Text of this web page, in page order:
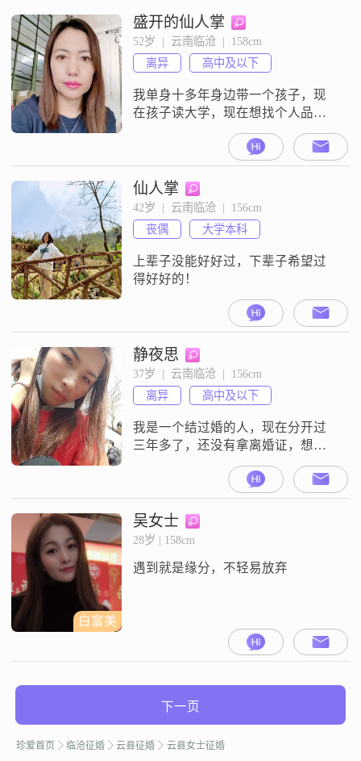
盛开的仙人掌
52岁  |  云南临沧  |  158cm
离异
高中及以下
我单身十多年身边带一个孩子，现
在孩子读大学，现在想找个人品好
仙人掌
42岁  |  云南临沧  |  156cm
丧偶
大学本科
上辈子没能好好过，下辈子希望过
得好好的！
静夜思
37岁  |  云南临沧  |  156cm
离异
高中及以下
我是一个结过婚的人，现在分开过
三年多了，还没有拿离婚证，想找
个真心对我好的，可是太难了，
白富美
吴女士
28岁 | 158cm
遇到就是缘分，不轻易放弃
下一页
珍爱首页 临沧征婚 云县征婚 云县女士征婚